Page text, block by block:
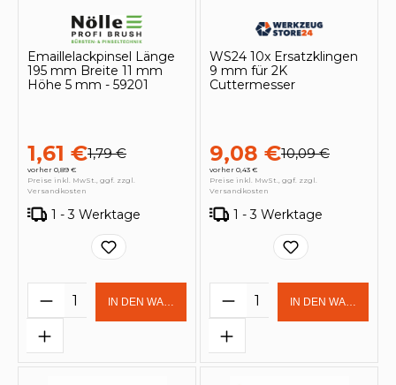
Emaillelackpinsel Länge
195 mm Breite 11 mm
Höhe 5 mm - 59201
1,61 €1,79 €
vorher 0,89 €
Preise inkl. MwSt., ggf. zzgl.
Versandkosten
1 - 3 Werktage
Produkt Anzahl: Gib den
IN DEN WARENKORB
WS24 10x Ersatzklingen
9 mm für 2K
Cuttermesser
9,08 €10,09 €
vorher 0,43 €
Preise inkl. MwSt., ggf. zzgl.
Versandkosten
1 - 3 Werktage
Produkt Anzahl:
IN DEN